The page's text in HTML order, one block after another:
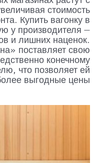
стоимость
Купить вагонку в
у производителя —
и лишних наценок.
поставляет свою
конечному
что позволяет ей
выгодные цены.